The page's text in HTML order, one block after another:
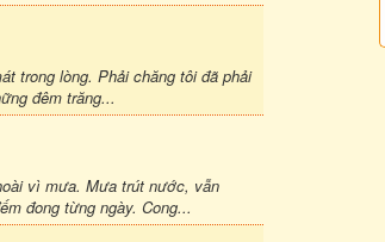
trong lòng. Phải chăng tôi đã phải
đêm trăng...
vì mưa. Mưa trút nước, vẫn
đong từng ngày. Cong...